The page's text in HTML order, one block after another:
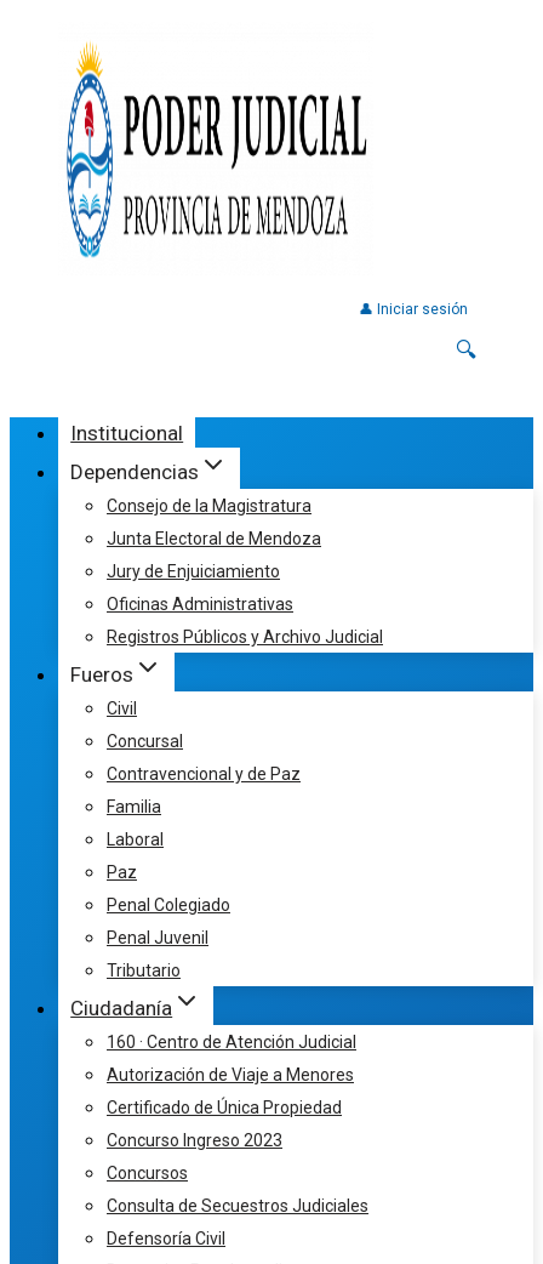
👤 Iniciar sesión
🔍
Institucional
Dependencias
Consejo de la Magistratura
Junta Electoral de Mendoza
Jury de Enjuiciamiento
Oficinas Administrativas
Registros Públicos y Archivo Judicial
Fueros
Civil
Concursal
Contravencional y de Paz
Familia
Laboral
Paz
Penal Colegiado
Penal Juvenil
Tributario
Ciudadanía
160 · Centro de Atención Judicial
Autorización de Viaje a Menores
Certificado de Única Propiedad
Concurso Ingreso 2023
Concursos
Consulta de Secuestros Judiciales
Defensoría Civil